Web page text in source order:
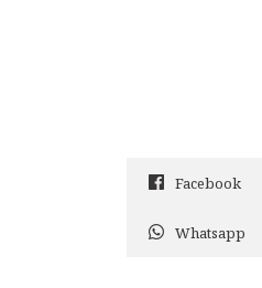
Facebook
Whatsapp